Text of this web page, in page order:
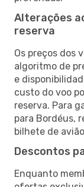
Alterações
reserva
Os preços dos
algoritmo de
e
custo do voo
reserva. Para
para Bordéus,
bilhete de
Descontos
Enquanto